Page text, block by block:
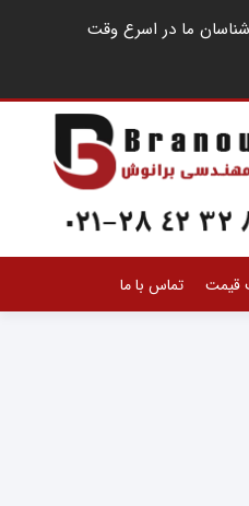
های اجتماعی مانند واتساپ به شماره ۰۹۰۲۴۵۱۳۲۸۶ ارسال فرمایید .‌تا کارشناسان ما در اسرع وقت
قیمت تماس با ما